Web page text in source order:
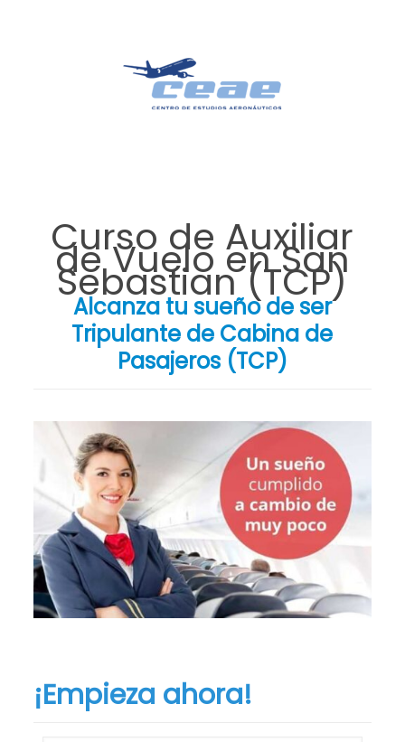
Curso de Auxiliar
de Vuelo en San
Sebastian (TCP)
Alcanza tu sueño de ser
Tripulante de Cabina de
Pasajeros (TCP)
¡Empieza ahora!